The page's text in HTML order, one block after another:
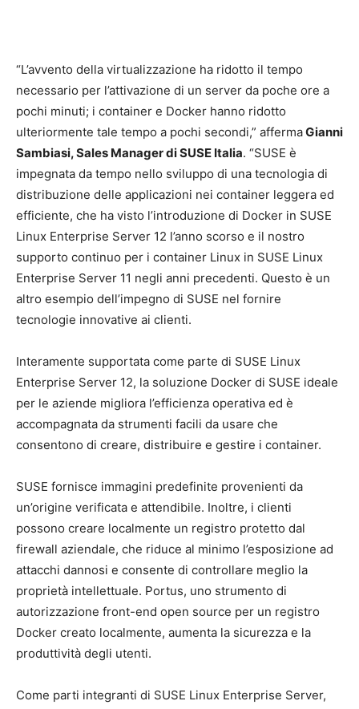
“L’avvento della virtualizzazione ha ridotto il tempo
necessario per l’attivazione di un server da poche ore a
pochi minuti; i container e Docker hanno ridotto
ulteriormente tale tempo a pochi secondi,” affermaGianni
Sambiasi, Sales Manager di SUSE Italia. “SUSE è
impegnata da tempo nello sviluppo di una tecnologia di
distribuzione delle applicazioni nei container leggera ed
efficiente, che ha visto l’introduzione di Docker in SUSE
Linux Enterprise Server 12 l’anno scorso e il nostro
supporto continuo per i container Linux in SUSE Linux
Enterprise Server 11 negli anni precedenti. Questo è un
altro esempio dell’impegno di SUSE nel fornire
tecnologie innovative ai clienti.
Interamente supportata come parte di SUSE Linux
Enterprise Server 12, la soluzione Docker di SUSE ideale
per le aziende migliora l’efficienza operativa ed è
accompagnata da strumenti facili da usare che
consentono di creare, distribuire e gestire i container.
SUSE fornisce immagini predefinite provenienti da
un’origine verificata e attendibile. Inoltre, i clienti
possono creare localmente un registro protetto dal
firewall aziendale, che riduce al minimo l’esposizione ad
attacchi dannosi e consente di controllare meglio la
proprietà intellettuale. Portus, uno strumento di
autorizzazione front-end open source per un registro
Docker creato localmente, aumenta la sicurezza e la
produttività degli utenti.
Come parti integranti di SUSE Linux Enterprise Server,